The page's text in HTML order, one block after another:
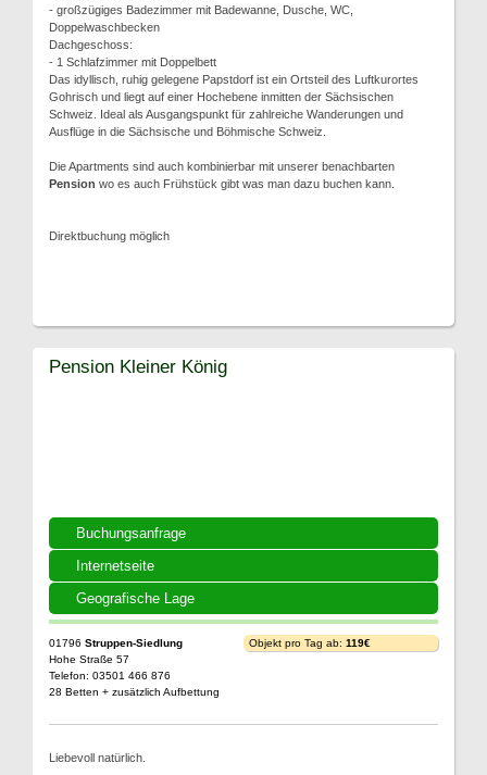
- großzügiges Badezimmer mit Badewanne, Dusche, WC,
Doppelwaschbecken
Dachgeschoss:
- 1 Schlafzimmer mit Doppelbett
Das idyllisch, ruhig gelegene Papstdorf ist ein Ortsteil des Luftkurortes
Gohrisch und liegt auf einer Hochebene inmitten der Sächsischen
Schweiz. Ideal als Ausgangspunkt für zahlreiche Wanderungen und
Ausflüge in die Sächsische und Böhmische Schweiz.
Die Apartments sind auch kombinierbar mit unserer benachbarten
Pension wo es auch Frühstück gibt was man dazu buchen kann.
Direktbuchung möglich
Buchungsanfrage
Internetseite
Geografische Lage
Pension Kleiner König
01796 Struppen-Siedlung
Hohe Straße 57
Telefon: 03501 466 876
28 Betten + zusätzlich Aufbettung
Objekt pro Tag ab: 119€
Liebevoll natürlich.